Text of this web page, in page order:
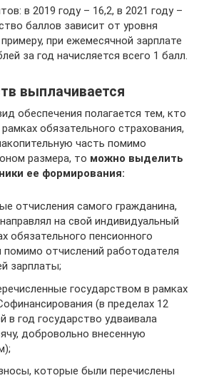
в 2019 году – 16,2, в 2021 году –
баллов зависит от уровня
при ежемесячной зарплате
за год начисляется всего 1 балл.
выплачивается
обеспечения полагается тем, кто
обязательного страхования,
часть помимо
размера, то можно выделить
ее формирования:
отчисления самого гражданина,
на свой индивидуальный
обязательного пенсионного
помимо отчислений работодателя
зарплаты;
государством в рамках
(в пределах 12
в год государство удваивала
добровольно внесенную
которые были перечислены